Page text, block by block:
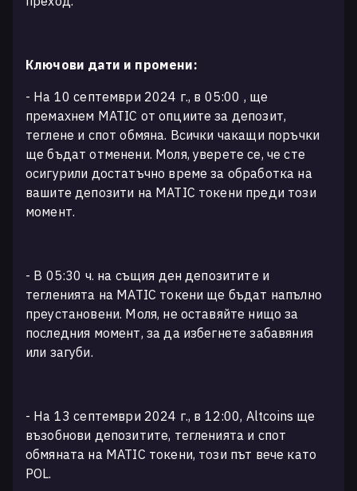
Ключови дати и промени:
- На 10 септември 2024 г., в 05:00 , ще
премахнем MATIC от опциите за депозит,
теглене и спот обмяна. Всички чакащи поръчки
ще бъдат отменени. Моля, уверете се, че сте
осигурили достатъчно време за обработка на
вашите депозити на MATIC токени преди този
момент.
- В 05:30 ч. на същия ден депозитите и
тегленията на MATIC токени ще бъдат напълно
преустановени. Моля, не оставяйте нищо за
последния момент, за да избегнете забавяния
или загуби.
- На 13 септември 2024 г., в 12:00, Altcoins ще
възобнови депозитите, тегленията и спот
обмяната на MATIC токени, този път вече като
POL.